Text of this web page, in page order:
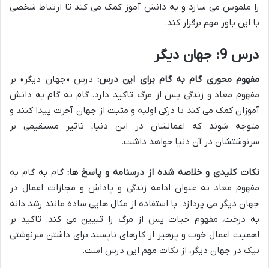
را ملموس می سازد و به دانش آموز کمک می کند تا ارتباط شخصی
با این باور مهم برقرار کند.
درس 9: جهان دیگر
مفهوم محوری گام به گام برای این درس:درس «جهان دیگر» بر
مفهوم معاد و زندگی پس از مرگ تاکید دارد. گام به گام به دانش
آموزان کمک می کند تا درکی اولیه و مثبت از جهان آخرت پیدا کنند و
متوجه شوند که اعمالشان در این دنیا، تاثیر مستقیمی بر
سرنوشتشان در آن دنیا خواهد داشت.
نکات کلیدی و خلاصه شده از درسنامه و پاسخ ها: گام به گام به
مفهوم معاد به عنوان ادامه زندگی و پاداش و مجازات اعمال در
جهان دیگر می پردازد. با استفاده از مثال هایی ساده مانند رشد دانه
به درخت، مفهوم حیات پس از مرگ را تبیین می کند. تاکید بر
اهمیت اعمال خوب و پرهیز از کارهای ناپسند برای داشتن سرنوشتی
نیک در جهان دیگر، از نکات مهم این درس است.